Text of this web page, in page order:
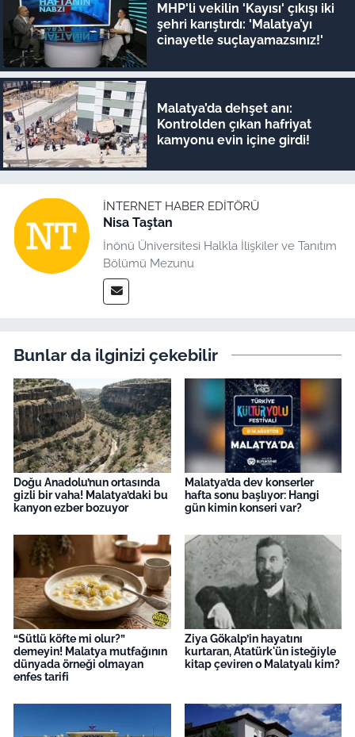
MHP'li vekilin 'Kayısı' çıkışı iki
şehri karıştırdı: 'Malatya’yı
cinayetle suçlayamazsınız!'
Malatya’da dehşet anı:
Kontrolden çıkan hafriyat
kamyonu evin içine girdi!
İNTERNET HABER EDITÖRÜ
Nisa Taştan
İnönü Üniversitesi Halkla İlişkiler ve Tanıtım
Bölümü Mezunu
Bunlar da ilginizi çekebilir
Doğu Anadolu’nun ortasında
gizli bir vaha! Malatya’daki bu
kanyon ezber bozuyor
Malatya’da dev konserler
hafta sonu başlıyor: Hangi
gün kimin konseri var?
“Sütlü köfte mi olur?”
demeyin! Malatya mutfağının
dünyada örneği olmayan
enfes tarifi
Ziya Gökalp’in hayatını
kurtaran, Atatürk'ün isteğiyle
kitap çeviren o Malatyalı kim?